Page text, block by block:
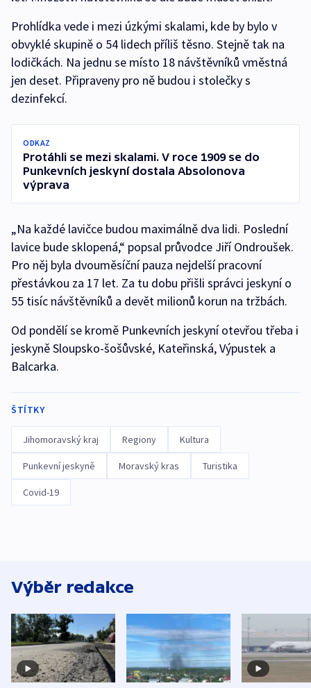
Prohlídka vede i mezi úzkými skalami, kde by bylo v
obvyklé skupině o 54 lidech příliš těsno. Stejně tak na
lodičkách. Na jednu se místo 18 návštěvníků vměstná
jen deset. Připraveny pro ně budou i stolečky s
dezinfekcí.
ODKAZ
Protáhli se mezi skalami. V roce 1909 se do
Punkevních jeskyní dostala Absolonova
výprava
„Na každé lavičce budou maximálně dva lidi. Poslední
lavice bude sklopená,“ popsal průvodce Jiří Ondroušek.
Pro něj byla dvouměsíční pauza nejdelší pracovní
přestávkou za 17 let. Za tu dobu přišli správci jeskyní o
55 tisíc návštěvníků a devět milionů korun na tržbách.
Od pondělí se kromě Punkevních jeskyní otevřou třeba i
jeskyně Sloupsko-šošůvské, Kateřinská, Výpustek a
Balcarka.
ŠTÍTKY
Jihomoravský kraj Regiony Kultura
Punkevní jeskyně Moravský kras Turistika
Covid-19
Výběr redakce